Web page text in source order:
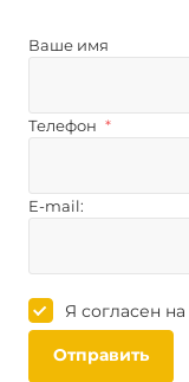
Ваше имя
Телефон *
E-mail:
Я согласен на
Отправить